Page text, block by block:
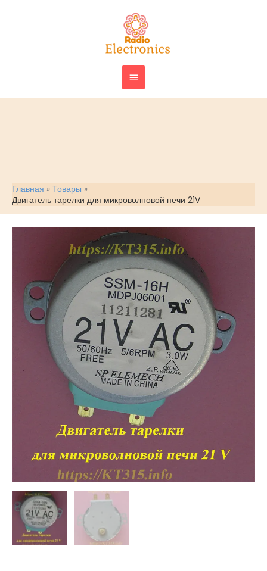
ГЛАВНОЕ
МЕНЮ
Главная
Товары
Двигатель тарелки для микроволновой печи 21V